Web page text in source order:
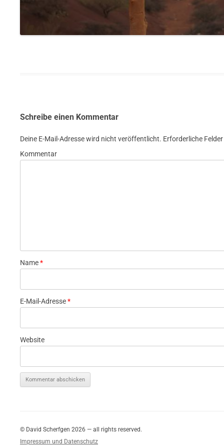
Schreibe einen Kommentar
Deine E-Mail-Adresse wird nicht veröffentlicht. Erforderliche
Kommentar
Name*
E-Mail-Adresse*
Website
© David Scherfgen 2026 — all rights reserved.
Impressum und Datenschutz